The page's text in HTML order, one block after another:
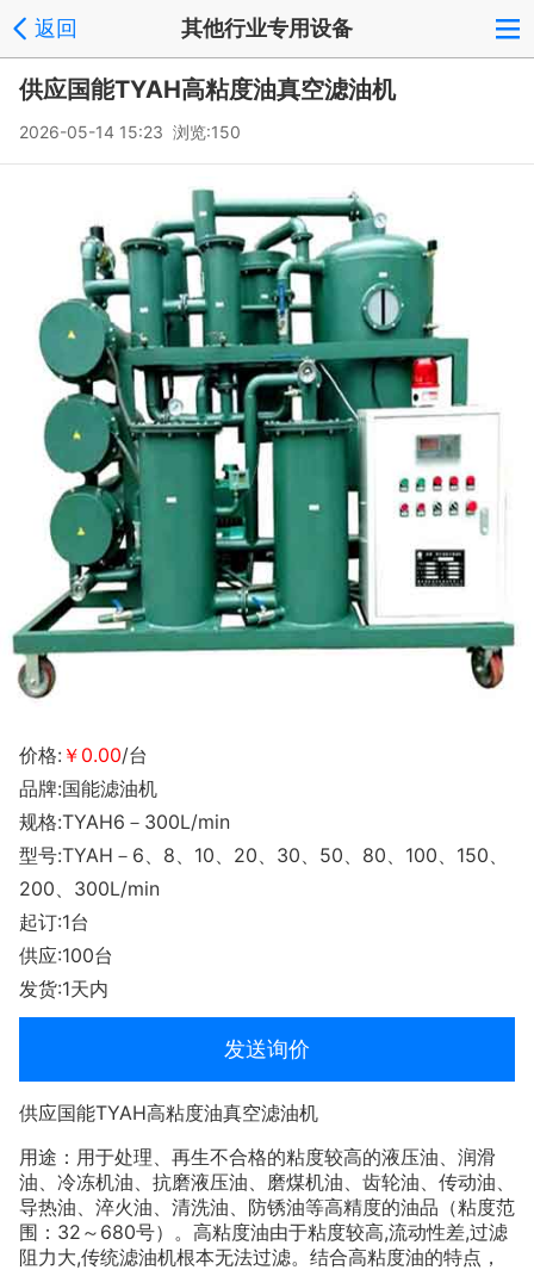
返回 其他行业专用设备
供应国能TYAH高粘度油真空滤油机
2026-05-14 15:23 浏览:150
价格: ￥0.00/台
品牌:国能滤油机
规格:TYAH6－300L/min
型号:TYAH－6、8、10、20、30、50、80、100、150、
200、300L/min
起订:1台
供应:100台
发货:1天内
发送询价
供应国能TYAH高粘度油真空滤油机
用途：用于处理、再生不合格的粘度较高的液压油、润滑
油、冷冻机油、抗磨液压油、磨煤机油、齿轮油、传动油、
导热油、淬火油、清洗油、防锈油等高精度的油品（粘度范
围： 32 ～ 680号）。高粘度油由于粘度较高,流动性差,过滤
阻力大,传统滤油机根本无法过滤。结合高粘度油的特点，